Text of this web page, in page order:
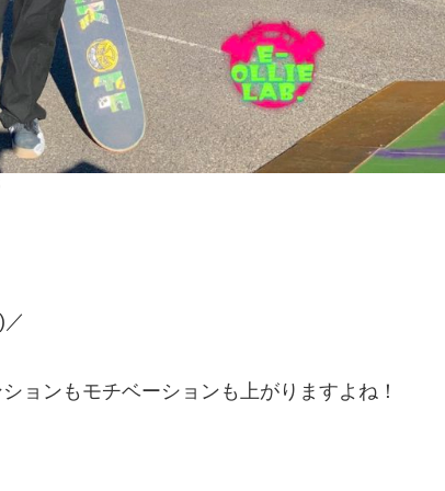
ョンもモチベーションも上がりますよね！